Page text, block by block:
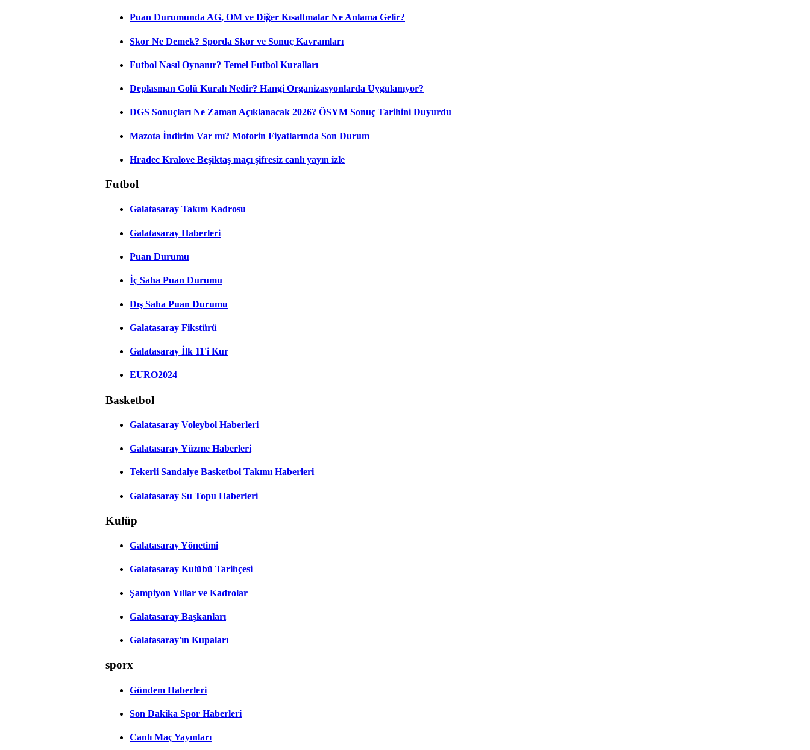
Puan Durumunda AG, OM ve Diğer Kısaltmalar Ne Anlama Gelir?
Skor Ne Demek? Sporda Skor ve Sonuç Kavramları
Futbol Nasıl Oynanır? Temel Futbol Kuralları
Deplasman Golü Kuralı Nedir? Hangi Organizasyonlarda Uygulanıyor?
DGS Sonuçları Ne Zaman Açıklanacak 2026? ÖSYM Sonuç Tarihini Duyurdu
Mazota İndirim Var mı? Motorin Fiyatlarında Son Durum
Hradec Kralove Beşiktaş maçı şifresiz canlı yayın izle
Futbol
Galatasaray Takım Kadrosu
Galatasaray Haberleri
Puan Durumu
İç Saha Puan Durumu
Dış Saha Puan Durumu
Galatasaray Fikstürü
Galatasaray İlk 11'i Kur
EURO2024
Basketbol
Galatasaray Voleybol Haberleri
Galatasaray Yüzme Haberleri
Tekerli Sandalye Basketbol Takımı Haberleri
Galatasaray Su Topu Haberleri
Kulüp
Galatasaray Yönetimi
Galatasaray Kulübü Tarihçesi
Şampiyon Yıllar ve Kadrolar
Galatasaray Başkanları
Galatasaray'ın Kupaları
sporx
Gündem Haberleri
Son Dakika Spor Haberleri
Canlı Maç Yayınları